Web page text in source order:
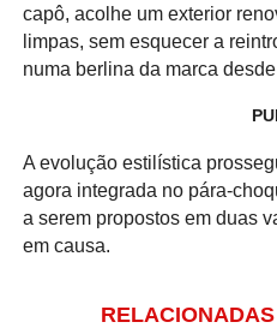
capô, acolhe um exterior
limpas, sem esquecer a
numa berlina da marca
A evolução estilística
agora integrada no pára-
a serem propostos em duas
em causa.
RELACIONADAS